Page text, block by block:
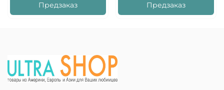
Предзаказ Предзаказ